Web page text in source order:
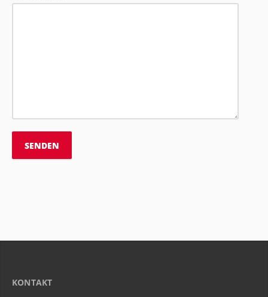
KONTAKT